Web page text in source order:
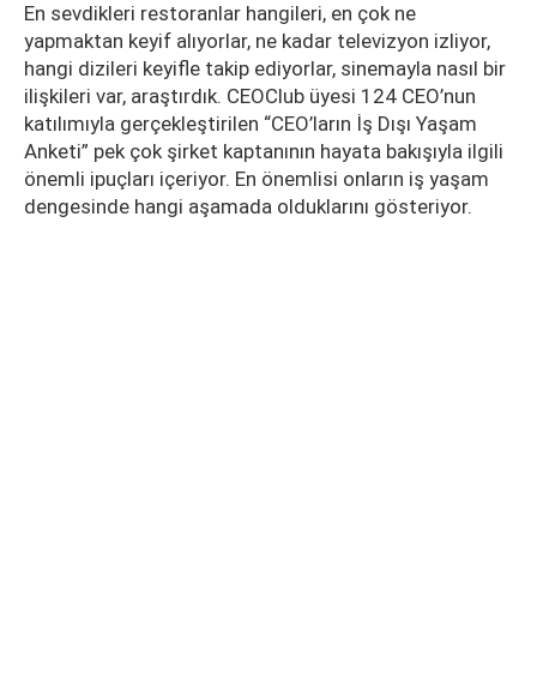
En sevdikleri restoranlar hangileri, en çok ne
yapmaktan keyif alıyorlar, ne kadar televizyon izliyor,
hangi dizileri keyifle takip ediyorlar, sinemayla nasıl bir
ilişkileri var, araştırdık. CEOClub üyesi 124 CEO’nun
katılımıyla gerçekleştirilen “CEO’ların İş Dışı Yaşam
Anketi” pek çok şirket kaptanının hayata bakışıyla ilgili
önemli ipuçları içeriyor. En önemlisi onların iş yaşam
dengesinde hangi aşamada olduklarını gösteriyor.